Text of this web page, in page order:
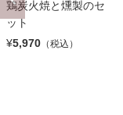
鶏炭火焼と燻製のセ
ット
¥5,970 （税込）